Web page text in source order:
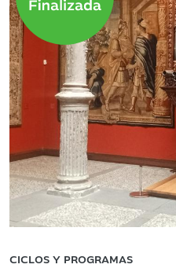
CICLOS Y PROGRAMAS